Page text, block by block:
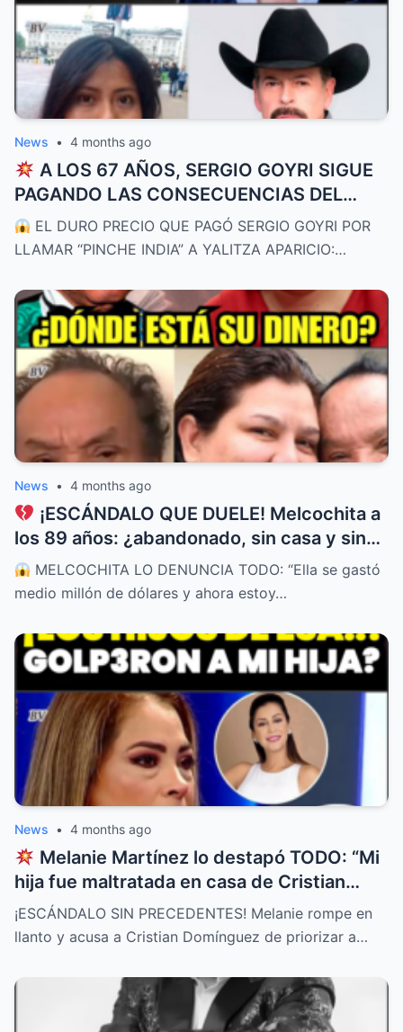
News • 4 months ago
A LOS 67 AÑOS, SERGIO GOYRI SIGUE
PAGANDO LAS CONSECUENCIAS DEL
ESCÁNDALO CON YALITZA APARICIO:
“Perdí el cariño del público”
EL DURO PRECIO QUE PAGÓ SERGIO GOYRI POR
LLAMAR “PINCHE INDIA” A YALITZA APARICIO:…
News • 4 months ago
¡ESCÁNDALO QUE DUELE! Melcochita a
los 89 años: ¿abandonado, sin casa y sin
un sol después de entregar todo a su
esposa?
MELCOCHITA LO DENUNCIA TODO: “Ella se gastó
medio millón de dólares y ahora estoy…
News • 4 months ago
Melanie Martínez lo destapó TODO: “Mi
hija fue maltratada en casa de Cristian
Domínguez y él lo permitió”
¡ESCÁNDALO SIN PRECEDENTES! Melanie rompe en
llanto y acusa a Cristian Domínguez de priorizar a…